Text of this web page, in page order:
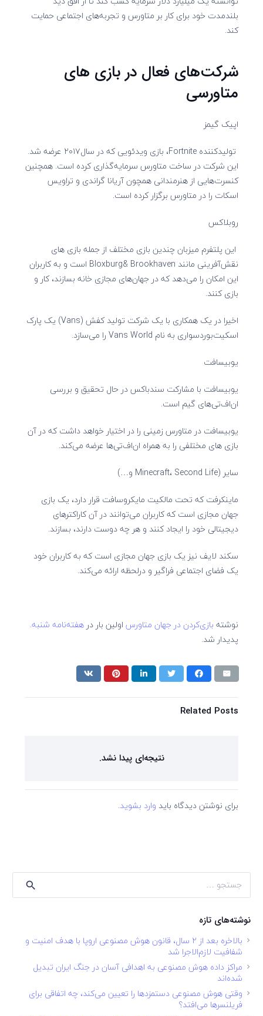
بلندمدت خود برای کار بر متاورس و تجربه‌های اجتماعی حمایت
کند.
شرکت‌های فعال در بازی‌ های
متاورسی
اپیک گیمز
تولیدکننده Fortnite، بازی ویدئویی که در سال۲۰۱۷ عرضه شد.
این شرکت در ساخت متاورس سرمایه‌گذاری کرده است. همچنین
کنسرت‌هایی از هنرمندانی همچون آریانا گراندی و تراویس
اسکات را در متاورس برگزار کرده است.
روبلاکس
این پلتفرم میزبان چندین بازی مختلف از جمله بازی‌ های
نقش‌آفرینی مانند Bloxburg& Brookhaven است و به کاربران
این امکان را می‌دهد که در جهان‌های مجازی خانه بسازند، کار و
بازی کنند.
اخیرا در یک همکاری با یک شرکت تولید کفش (Vans) یک پارک
اسکیت‌بوردسواری به نام Vans World را می‌سازد.
یوبیسافت
یوبیسافت با مشارکت سندباکس در حال تحقیق و بررسی
ان‌اف‌تی‌های گیم است.
یوبیسافت در متاورس زمینی را در اختیار خواهد داشت که در آن
بازی‌ های مختلفی را به همراه ان‌اف‌تی‌ها عرضه می‌کند.
سایر (Minecraft، Second Life و…)
ماینکرفت که تحت مالکیت مایکروسافت قرار دارد، یک بازی
جهان مجازی است که کاربران می‌توانند در آن کاراکترهای
دیجیتالی خود را ایجاد کنند و هر چه دوست دارند، بسازند.
سکند لایف نیز یک بازی جهان مجازی است که به کاربران خود
یک فضای اجتماعی فراگیر و درلحظه ارائه می‌کند.
نوشته بازی‌کردن در جهان متاورس اولین بار در هفته‌نامه شنبه.
پدیدار شد.
Related Posts
نتیجه‌ای پیدا نشد.
برای نوشتن دیدگاه باید وارد بشوید.
جستجو
برای:
نوشته‌های تازه
بالاخره بعد از ۲ سال، قانون هوش مصنوعی اروپا با هدف امنیت و
شفافیت لازم‌الاجرا شد
مراکز داده هوش مصنوعی به اهدافی آسان در جنگ ایران تبدیل
شده‌اند
وقتی هوش مصنوعی دستمزدها را تعیین می‌کند، چه اتفاقی برای
فریلنسرها می‌افتد؟